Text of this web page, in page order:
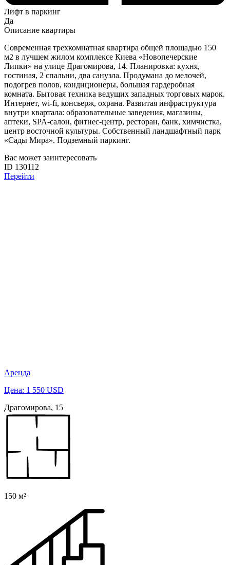
Лифт в паркинг
Да
Описание квартиры
Современная трехкомнатная квартира общей площадью 150
м2 в лучшем жилом комплексе Киева «Новопечерские
Липки» на улице Драгомирова, 14. Планировка: кухня,
гостиная, 2 спальни, два санузла. Продумана до мелочей,
подогрев полов, кондиционеры, большая гардеробная
комната. Бытовая техника ведущих западных торговых марок.
Интернет, wi-fi, консьерж, охрана. Развитая инфраструктура
внутри квартала: образовательные заведения, магазины,
аптеки, SPA-салон, фитнес-центр, ресторан, банк, химчистка,
центр восточной культуры. Собственный ландшафтный парк
«Сады Мира». Подземный паркинг.
Вас может заинтересовать
ID 130112
Перейти
Аренда
Цена: 1 550 USD
Драгомирова, 15
150 м²